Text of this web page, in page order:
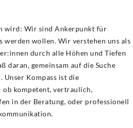
wird: Wir sind Ankerpunkt für
werden wollen. Wir verstehen uns als
durch alle Höhen und Tiefen
daran, gemeinsam auf die Suche
Unser Kompass ist die
ob kompetent, vertraulich,
in der Beratung, oder professionell